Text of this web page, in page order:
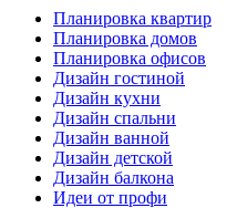
Планировка квартир
Планировка домов
Планировка офисов
Дизайн гостиной
Дизайн кухни
Дизайн спальни
Дизайн ванной
Дизайн детской
Дизайн балкона
Идеи от профи